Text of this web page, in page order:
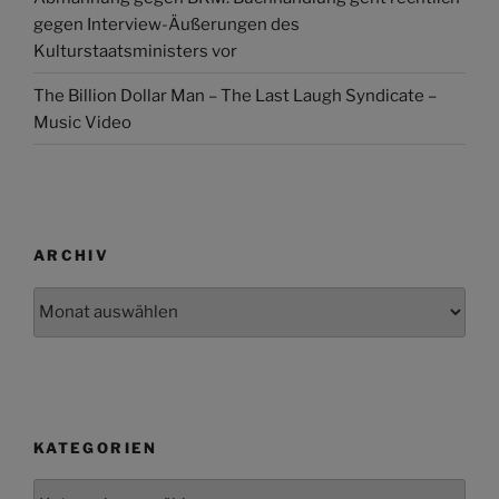
gegen Interview-Äußerungen des
Kulturstaatsministers vor
The Billion Dollar Man – The Last Laugh Syndicate –
Music Video
ARCHIV
KATEGORIEN